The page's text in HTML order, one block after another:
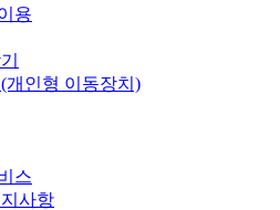
용
개인형 이동장치)
스
사항